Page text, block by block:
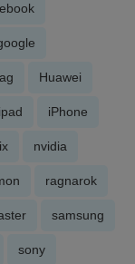
Huawei
ipad iPhone
nvidia
ragnarok
samsung
sony